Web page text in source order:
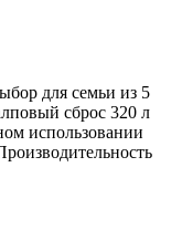
для семьи из 5
сброс 320 л
использовании